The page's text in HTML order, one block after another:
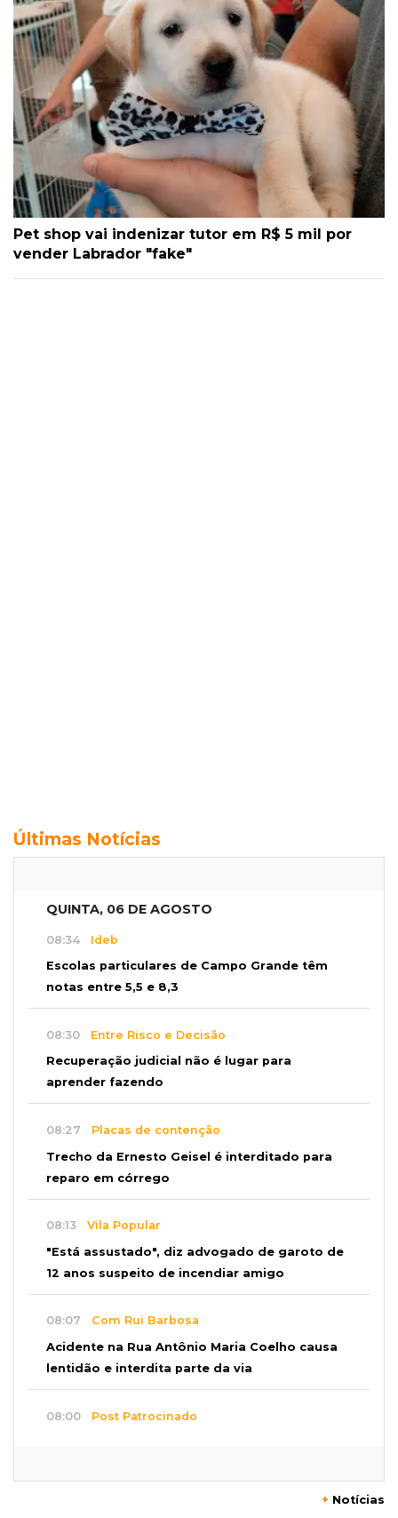
Pet shop vai indenizar tutor em R$ 5 mil por
vender Labrador "fake"
Últimas Notícias
QUINTA, 06 DE AGOSTO
08:34 Ideb
Escolas particulares de Campo Grande têm
notas entre 5,5 e 8,3
08:30 Entre Risco e Decisão
Recuperação judicial não é lugar para
aprender fazendo
08:27 Placas de contenção
Trecho da Ernesto Geisel é interditado para
reparo em córrego
08:13 Vila Popular
"Está assustado", diz advogado de garoto de
12 anos suspeito de incendiar amigo
08:07 Com Rui Barbosa
Acidente na Rua Antônio Maria Coelho causa
lentidão e interdita parte da via
08:00 Post Patrocinado
+ Notícias